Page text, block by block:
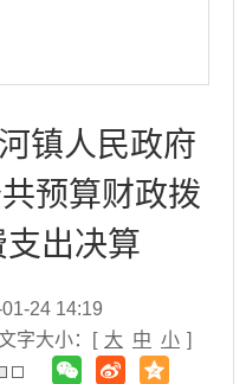
镇人民政府
预算财政拨
支出决算
24 14:19
字大小：[ 大 中 小 ]